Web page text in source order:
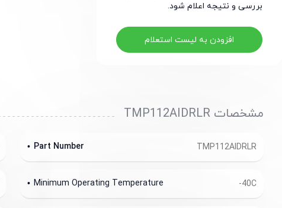
بررسی و نتیجه اعلام شود.
افزودن به لیست استعلام
مشخصات TMP112AIDRLR
TMP112AIDRLR
Part Number
-40C
Minimum Operating Temperature